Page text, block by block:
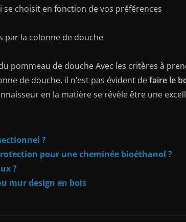
choisit en fonction de vos préférences
par la colonne de douche
pommeau de douche Avec les critères à
de douche, il n’est pas évident defaire le
en la matière se révèle être une
?
pour une cheminée bioéthanol ?
?
mur design en bois